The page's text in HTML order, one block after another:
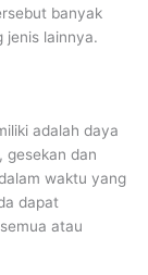
banyak
jenis lainnya.
adalah daya
gesekan dan
waktu yang
dapat
atau